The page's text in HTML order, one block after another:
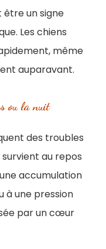
un signe
Les chiens
même
auparavant.
ou la nuit
des troubles
au repos
accumulation
à une pression
par un cœur